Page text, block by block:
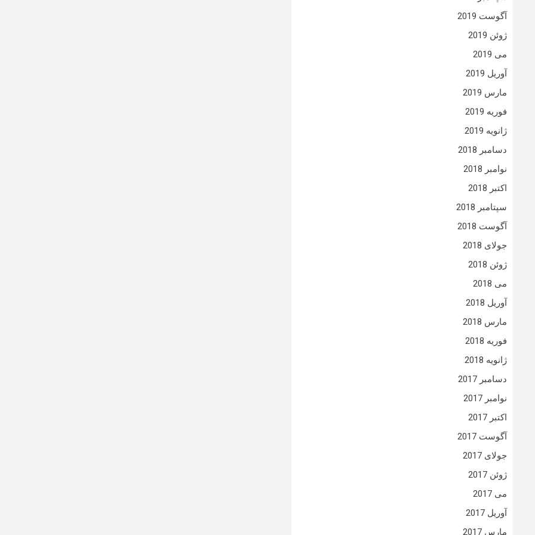
آگوست 2019
ژوئن 2019
می 2019
آوریل 2019
مارس 2019
فوریه 2019
ژانویه 2019
دسامبر 2018
نوامبر 2018
اکتبر 2018
سپتامبر 2018
آگوست 2018
جولای 2018
ژوئن 2018
می 2018
آوریل 2018
مارس 2018
فوریه 2018
ژانویه 2018
دسامبر 2017
نوامبر 2017
اکتبر 2017
آگوست 2017
جولای 2017
ژوئن 2017
می 2017
آوریل 2017
مارس 2017